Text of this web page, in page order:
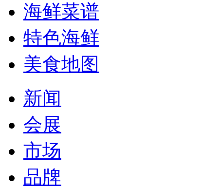
海鲜菜谱
特色海鲜
美食地图
新闻
会展
市场
品牌